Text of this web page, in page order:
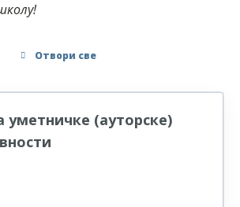
Отвори све
уметничке (ауторске)